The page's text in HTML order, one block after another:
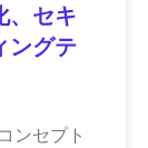
、セキ
ングテ
ンセプト